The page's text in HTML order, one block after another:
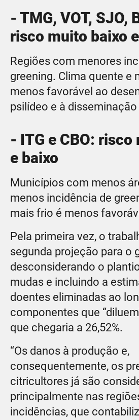
- TMG, VOT, SJO,
risco muito baixo
Regiões com menores
greening. Clima quente e
menos favorável ao
psilídeo e à
- ITG e CBO:
e baixo
Municípios com menos
menos incidência de
mais frio é menos
Pela primeira vez, o
segunda projeção para o
desconsiderando o
mudas e incluindo a
doentes eli­minadas ao
com­ponentes que
que chegaria a 26,52%.
“Os danos à produção e,
consequentemente, os
citricultores já são
principalmente nas
incidências, que